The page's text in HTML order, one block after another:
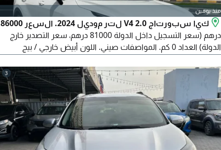
منذ يومين
كيا سبورتاج V4 2.0 لتر موديل 2024. السعر 86000
درهم (سعر التسجيل داخل الدولة 81000 درهم، سعر التصدير خارج
الدولة) العداد 0 كم. المواصفات صيني. اللون أبيض خارجي / بيج
أمامية، عجلات ألومينيوم مقاس 17 بوصة، مصابيح ضباب LED، أضواء
انعطاف بالمرايا الجانبية، باب خلفي كهربائي، مرايا جانبية مدفأة، شريط
سقف، مزيل ضباب خلفي، فتحة سقف بانورامية
3